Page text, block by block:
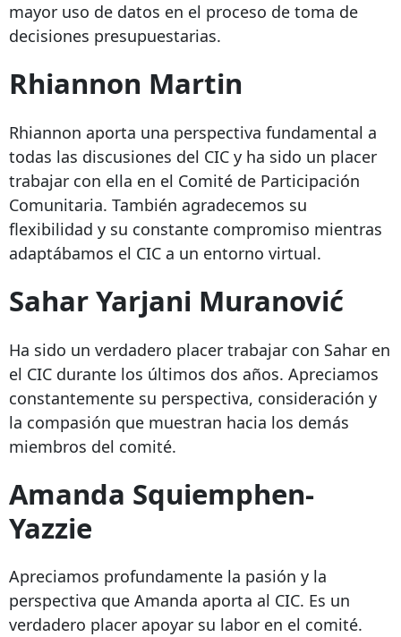
mayor uso de datos en el proceso de toma de
decisiones presupuestarias.
Rhiannon Martin
Rhiannon aporta una perspectiva fundamental a
todas las discusiones del CIC y ha sido un placer
trabajar con ella en el Comité de Participación
Comunitaria. También agradecemos su
flexibilidad y su constante compromiso mientras
adaptábamos el CIC a un entorno virtual.
Sahar Yarjani Muranović
Ha sido un verdadero placer trabajar con Sahar en
el CIC durante los últimos dos años. Apreciamos
constantemente su perspectiva, consideración y
la compasión que muestran hacia los demás
miembros del comité.
Amanda Squiemphen-
Yazzie
Apreciamos profundamente la pasión y la
perspectiva que Amanda aporta al CIC. Es un
verdadero placer apoyar su labor en el comité.